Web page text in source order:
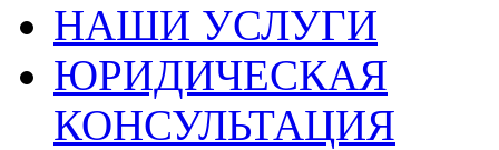
НАШИ УСЛУГИ
ЮРИДИЧЕСКАЯ
КОНСУЛЬТАЦИЯ